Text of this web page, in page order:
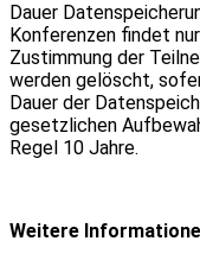
Dauer
Konferenzen findet
Zustimmung der
werden gelöscht,
Dauer der
gesetzlichen
Regel 10 Jahre.
Weitere